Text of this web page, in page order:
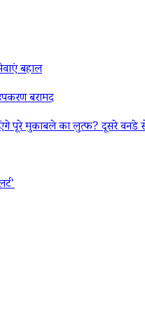
बहाल
बरामद
मुकाबले का लुत्फ? दूसरे वनडे से